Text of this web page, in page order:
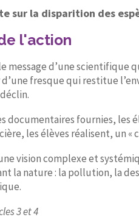
sur la disparition des
l'action
message d’une
d’une fresque qui restitue
documentaires fournies, les
les élèves réalisent, un
vision complexe et
la nature : la pollution, la
3 et 4